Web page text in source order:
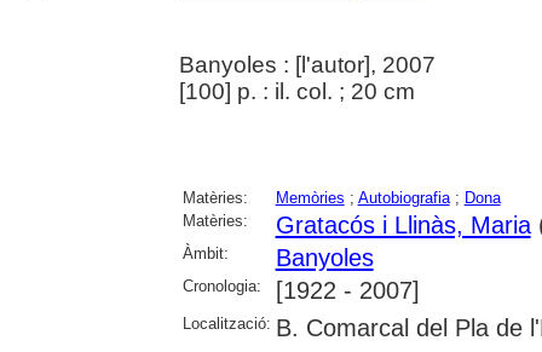
Banyoles : [l'autor], 2007
[100] p. : il. col. ; 20 cm
Matèries: Memòries ; Autobiografia; Dona
Matèries:
Gratacós i Llinàs, Maria
Àmbit: Banyoles
Cronologia: [1922 - 2007]
Localització: B. Comarcal del Pla de